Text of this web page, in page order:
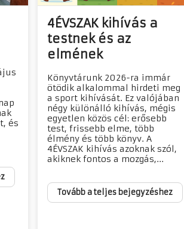
és
4ÉVSZAK kihívás a
testnek és az
elmének
Könyvtárunk 2026-ra immár
ötödik alkalommal hirdeti meg
a sport kihívását. Ez valójában
négy különálló kihívás, mégis
egyetlen közös cél: erősebb
test, frissebb elme, több
élmény és több könyv. A
4ÉVSZAK kihívás azoknak szól,
akiknek fontos a mozgás,...
Tovább a teljes bejegyzéshez